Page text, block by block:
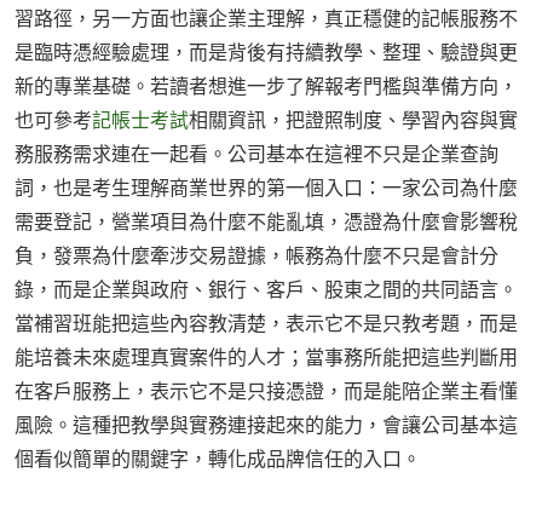
習路徑，另一方面也讓企業主理解，真正穩健的記帳服務不
是臨時憑經驗處理，而是背後有持續教學、整理、驗證與更
新的專業基礎。若讀者想進一步了解報考門檻與準備方向，
也可參考記帳士考試相關資訊，把證照制度、學習內容與實
務服務需求連在一起看。公司基本在這裡不只是企業查詢
詞，也是考生理解商業世界的第一個入口：一家公司為什麼
需要登記，營業項目為什麼不能亂填，憑證為什麼會影響稅
負，發票為什麼牽涉交易證據，帳務為什麼不只是會計分
錄，而是企業與政府、銀行、客戶、股東之間的共同語言。
當補習班能把這些內容教清楚，表示它不是只教考題，而是
能培養未來處理真實案件的人才；當事務所能把這些判斷用
在客戶服務上，表示它不是只接憑證，而是能陪企業主看懂
風險。這種把教學與實務連接起來的能力，會讓公司基本這
個看似簡單的關鍵字，轉化成品牌信任的入口。